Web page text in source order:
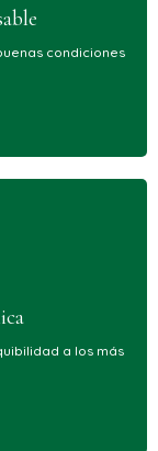
condiciones
a los más